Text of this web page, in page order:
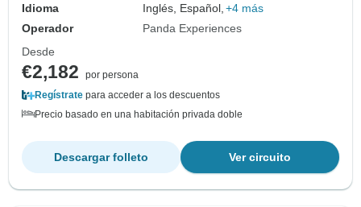
Idioma Inglés, Español, +4 más
Operador
Panda Experiences
Desde
€2,182
por persona
Regístrate para acceder a los descuentos
Precio basado en una habitación privada doble
Ver circuito
Descargar folleto